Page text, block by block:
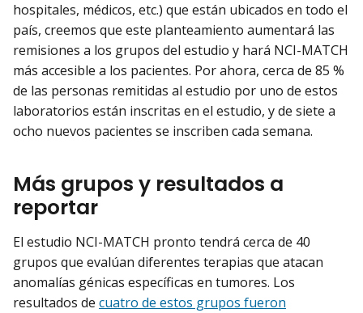
hospitales, médicos, etc.) que están ubicados en todo el
país, creemos que este planteamiento aumentará las
remisiones a los grupos del estudio y hará NCI-MATCH
más accesible a los pacientes. Por ahora, cerca de 85 %
de las personas remitidas al estudio por uno de estos
laboratorios están inscritas en el estudio, y de siete a
ocho nuevos pacientes se inscriben cada semana.
Más grupos y resultados a
reportar
El estudio NCI-MATCH pronto tendrá cerca de 40
grupos que evalúan diferentes terapias que atacan
anomalías génicas específicas en tumores. Los
resultados de cuatro de estos grupos fueron